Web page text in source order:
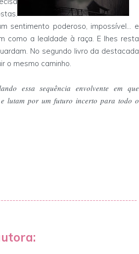
sentimento poderoso, impossível... e
como a lealdade à raça. E lhes resta
No segundo livro da destacada
o mesmo caminho.
essa sequência envolvente em que
e lutam por um futuro incerto para todo o